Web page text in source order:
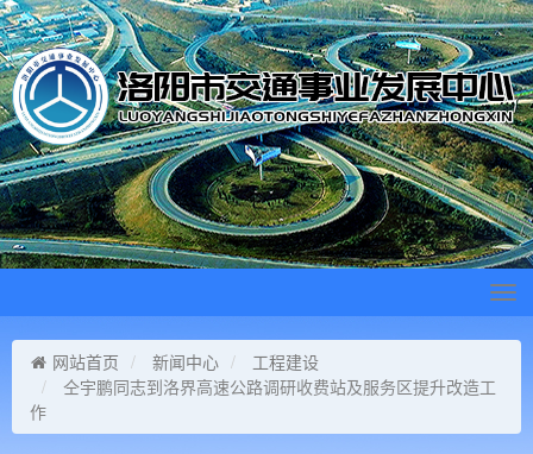
网站首页
新闻中心
工程建设
仝宇鹏同志到洛界高速公路调研收费站及服务区提升改造工
作